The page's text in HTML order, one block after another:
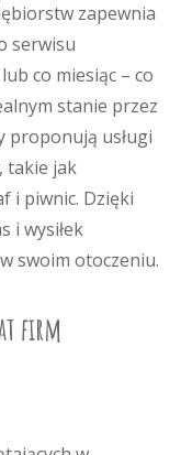
zapewnia
serwisu
co miesiąc – co
stanie przez
proponują usługi
takie jak
i piwnic. Dzięki
i wysiłek
swoim otoczeniu.
firm